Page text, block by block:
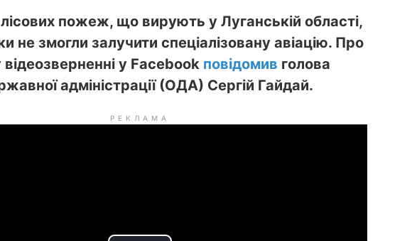
пожеж, що вирують у Луганській області,
не змогли залучити спеціалізовану авіацію. Про
у Facebook повідомив голова
адміністрації (ОДА) Сергій Гайдай.
РЕКЛАМА